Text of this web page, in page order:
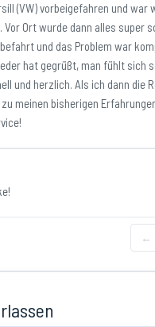
(VW) vorbeigefahren und
Vor Ort wurde dann alles
und das Problem war
hat gegrüßt, man fühlt sich
und herzlich. Als ich dann die
meinen bisherigen
←